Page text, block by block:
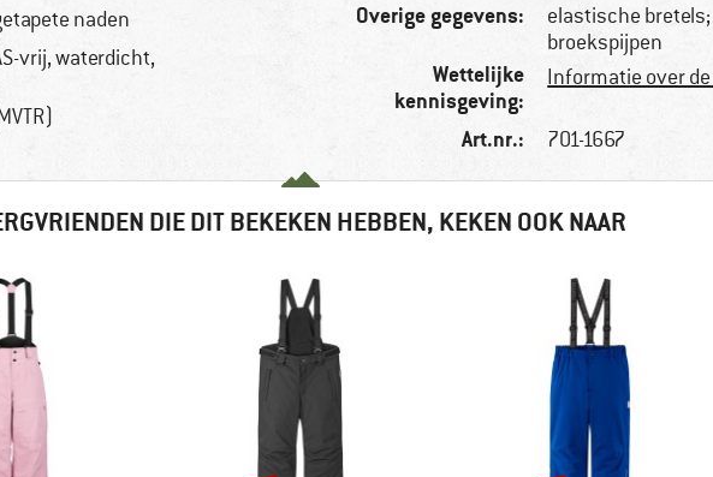
naden
vrij, waterdicht,
Overige gegevens:
elastische
broekspijpen
Wettelijke
kennisgeving:
Informatie over
Art.nr.: 701-1667
DIE DIT BEKEKEN HEBBEN, KEKEN OOK NAAR